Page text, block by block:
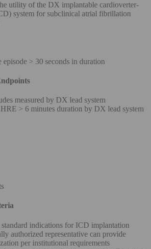
utility of the DX implantable cardioverter-
system for subclinical atrial fibrillation
> 30 seconds in duration
measured by DX lead system
> 6 minutes duration by DX lead system
indications for ICD implantation
authorized representative can provide
per institutional requirements